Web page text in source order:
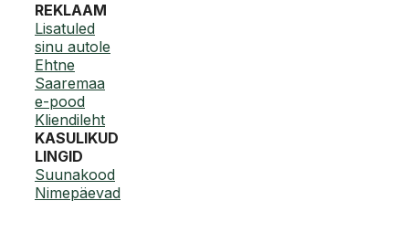
REKLAAM
Lisatuled
sinu autole
Ehtne
Saaremaa
e-pood
Kliendileht
KASULIKUD
LINGID
Suunakood
Nimepäevad